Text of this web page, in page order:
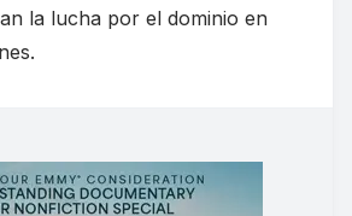
la lucha por el dominio en